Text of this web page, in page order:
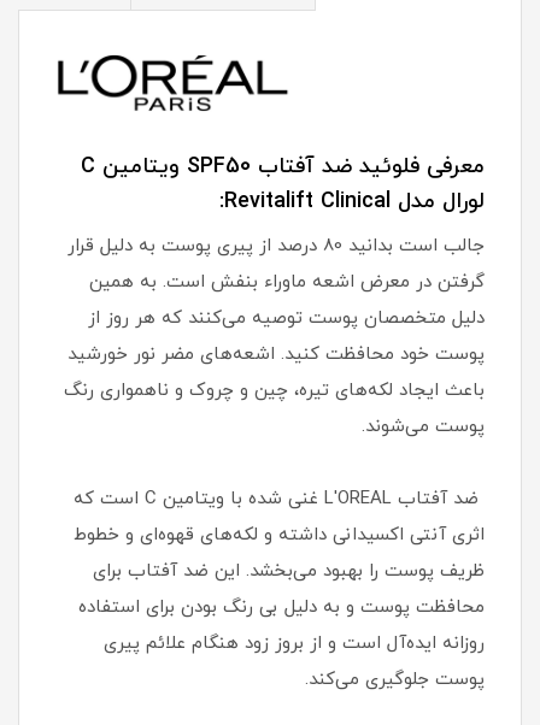
معرفی فلوئید ضد آفتاب SPF50 ویتامین C
لورال مدل Revitalift Clinical:
جالب است بدانید 80 درصد از پیری پوست به دلیل قرار
گرفتن در معرض اشعه ماوراء بنفش است. به همین
دلیل متخصصان پوست توصیه می‌کنند که هر روز از
پوست خود محافظت کنید. اشعه‌های مضر نور خورشید
باعث ایجاد لکه‌های تیره، چین و چروک و ناهمواری رنگ
پوست می‌شوند.
ضد آفتاب L'OREAL غنی شده با ویتامین C است که
اثری آنتی اکسیدانی داشته و لکه‌های قهوه‌ای و خطوط
ظریف پوست را بهبود می‌بخشد. این ضد آفتاب برای
محافظت پوست و به دلیل بی رنگ بودن برای استفاده
روزانه ایده‌آل است و از بروز زود هنگام علائم پیری
پوست جلوگیری می‌کند.